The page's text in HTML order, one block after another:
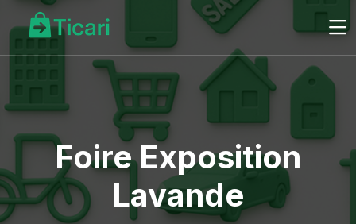
Foire Exposition
Lavande